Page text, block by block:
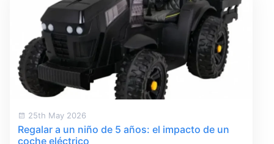
25th May 2026
Regalar a un niño de 5 años: el impacto de un
coche eléctrico